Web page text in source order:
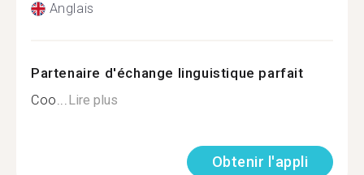
Anglais
Partenaire d'échange linguistique parfait
Coo...Lire plus
Obtenir l'appli